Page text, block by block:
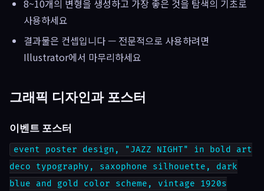
8~10개의 변형을 생성하고 가장 좋은 것을 탐색의 기초로
사용하세요
결과물은 컨셉입니다 — 전문적으로 사용하려면
Illustrator에서 마무리하세요
그래픽 디자인과 포스터
이벤트 포스터
event poster design, "JAZZ NIGHT" in bold art
deco typography, saxophone silhouette, dark
blue and gold color scheme, vintage 1920s